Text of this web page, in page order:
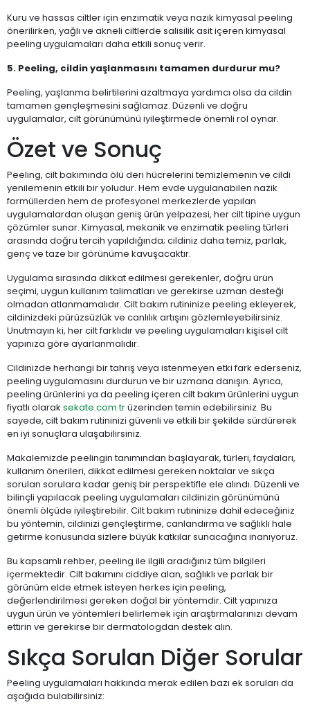
Kuru ve hassas ciltler için enzimatik veya nazik kimyasal peeling
önerilirken, yağlı ve akneli ciltlerde salisilik asit içeren kimyasal
peeling uygulamaları daha etkili sonuç verir.
5. Peeling, cildin yaşlanmasını tamamen durdurur mu?
Peeling, yaşlanma belirtilerini azaltmaya yardımcı olsa da cildin
tamamen gençleşmesini sağlamaz. Düzenli ve doğru
uygulamalar, cilt görünümünü iyileştirmede önemli rol oynar.
Özet ve Sonuç
Peeling, cilt bakımında ölü deri hücrelerini temizlemenin ve cildi
yenilemenin etkili bir yoludur. Hem evde uygulanabilen nazik
formüllerden hem de profesyonel merkezlerde yapılan
uygulamalardan oluşan geniş ürün yelpazesi, her cilt tipine uygun
çözümler sunar. Kimyasal, mekanik ve enzimatik peeling türleri
arasında doğru tercih yapıldığında; cildiniz daha temiz, parlak,
genç ve taze bir görünüme kavuşacaktır.
Uygulama sırasında dikkat edilmesi gerekenler, doğru ürün
seçimi, uygun kullanım talimatları ve gerekirse uzman desteği
olmadan atlanmamalıdır. Cilt bakım rutininize peeling ekleyerek,
cildinizdeki pürüzsüzlük ve canlılık artışını gözlemleyebilirsiniz.
Unutmayın ki, her cilt farklıdır ve peeling uygulamaları kişisel cilt
yapınıza göre ayarlanmalıdır.
Cildinizde herhangi bir tahriş veya istenmeyen etki fark ederseniz,
peeling uygulamasını durdurun ve bir uzmana danışın. Ayrıca,
peeling ürünlerini ya da peeling içeren cilt bakım ürünlerini uygun
fiyatlı olarak sekate.com.trüzerinden temin edebilirsiniz. Bu
sayede, cilt bakım rutininizi güvenli ve etkili bir şekilde sürdürerek
en iyi sonuçlara ulaşabilirsiniz.
Makalemizde peelingin tanımından başlayarak, türleri, faydaları,
kullanım önerileri, dikkat edilmesi gereken noktalar ve sıkça
sorulan sorulara kadar geniş bir perspektifle ele alındı. Düzenli ve
bilinçli yapılacak peeling uygulamaları cildinizin görünümünü
önemli ölçüde iyileştirebilir. Cilt bakım rutininize dahil edeceğiniz
bu yöntemin, cildinizi gençleştirme, canlandırma ve sağlıklı hale
getirme konusunda sizlere büyük katkılar sunacağına inanıyoruz.
Bu kapsamlı rehber, peeling ile ilgili aradığınız tüm bilgileri
içermektedir. Cilt bakımını ciddiye alan, sağlıklı ve parlak bir
görünüm elde etmek isteyen herkes için peeling,
değerlendirilmesi gereken doğal bir yöntemdir. Cilt yapınıza
uygun ürün ve yöntemleri belirlemek için araştırmalarınızı devam
ettirin ve gerekirse bir dermatologdan destek alın.
Sıkça Sorulan Diğer Sorular
Peeling uygulamaları hakkında merak edilen bazı ek soruları da
aşağıda bulabilirsiniz: